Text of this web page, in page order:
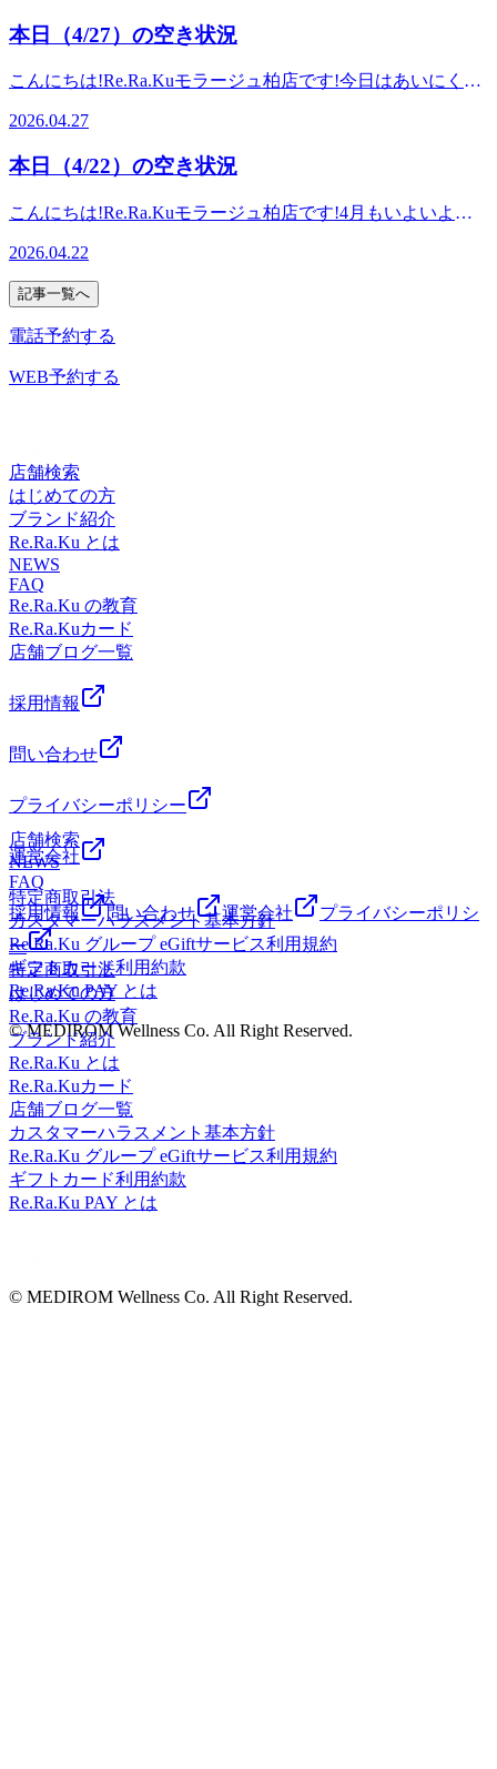
5月?!と思わされるような気温でした。もうエアコンをつけ
始めたという方もいるのではないでしょうか。しっかり水分
さいませ。6月からは人気メニュー!爽快ヘッドスパが今年も
始まります!熱のこもりがちな頭周りを炭酸泡でシュワーっ
よって、血流促進効果もあり!頭首元周りをスッキリさせた
い!そんな方にぴったりのメニューとなっております♪ぜひお
試しくださいませ。 今日は予約に空きがございます。まだ
Re.Ra.Kuで♪皆様のご来店を、心よりお待ちしております。
本日（4/27）の空き状況
こんにちは!Re.Ra.Kuモラージュ柏店です!今日はあいにくの
温、そして風もありますので皆様くれぐれも体調にはお気を
付けてお過ごしくださいね♪本日、ご予約に空きがございま
す。足元が悪い中となってしまいますが、少しのんびりとし
しっかりお身体ケアしませんか(*^^*)本日も皆様のご来店を
心よりお待ちしております。 【本日の空き状況】12:00～
13:20、15:00～18:00出勤スタッフ:宮下、宇都宮
2026.04.27
本日（4/22）の空き状況
こんにちは!Re.Ra.Kuモラージュ柏店です!4月もいよいよ終
番がきているのではないでしょうか!(^^)!朝晩の冷えと昼間
の暑さによる寒暖差で自律神経が乱れがちなこの季節の変わ
り目。皆様、いかがお過ごしでしょうか。首肩中心に疲れが
抜けない、脚腰周りが重たい、などなど、お客様のお悩みに
み、ぜひお聞かせください。本日も皆様のご来店を心よりお
2026.04.22
記事一覧へ
電話予約する
WEB予約する
店舗検索
はじめての方
ブランド紹介
Re.Ra.Ku とは
NEWS
FAQ
Re.Ra.Ku の教育
Re.Ra.Kuカード
店舗ブログ一覧
採用情報
問い合わせ
プライバシーポリシー
運営会社
特定商取引法
カスタマーハラスメント基本方針
Re.Ra.Ku グループ eGiftサービス利用規約
ギフトカード利用約款
Re.Ra.Ku PAY とは
© MEDIROM Wellness Co. All Right Reserved.
店舗検索
NEWS
FAQ
採用情報
問い合わせ 運営会社
プライバシーポリシ
ー
特定商取引法
はじめての方
Re.Ra.Ku の教育
ブランド紹介
Re.Ra.Ku とは
Re.Ra.Kuカード
店舗ブログ一覧
カスタマーハラスメント基本方針
Re.Ra.Ku グループ eGiftサービス利用規約
ギフトカード利用約款
Re.Ra.Ku PAY とは
© MEDIROM Wellness Co. All Right Reserved.